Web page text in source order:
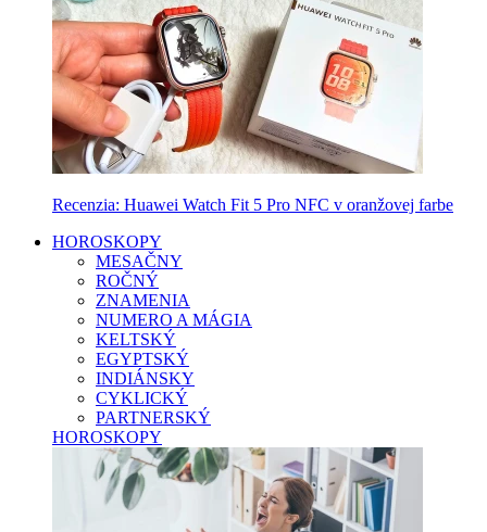
Recenzia: Huawei Watch Fit 5 Pro NFC v oranžovej farbe
HOROSKOPY
MESAČNY
ROČNÝ
ZNAMENIA
NUMERO A MÁGIA
KELTSKÝ
EGYPTSKÝ
INDIÁNSKY
CYKLICKÝ
PARTNERSKÝ
HOROSKOPY